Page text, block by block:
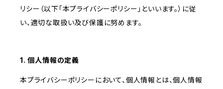
リシー（以下「本プライバシーポリシー」といいます。）に従
い、適切な取扱い及び保護に努めます。
1. 個人情報の定義
本プライバシーポリシーにおいて、個人情報とは、個人情報